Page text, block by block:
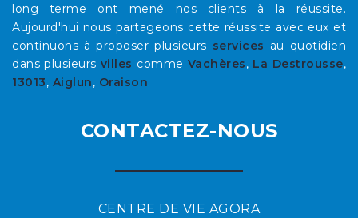
long terme ont mené nos clients à la réussite.
Aujourd'hui nous partageons cette réussite avec eux et
continuons à proposer plusieurs services au quotidien
dans plusieurs villes comme Vachères, La Destrousse,
13013, Aiglun, Oraison.
CONTACTEZ-NOUS
CENTRE DE VIE AGORA